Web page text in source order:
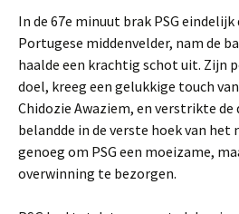
In de 67e minuut brak PSG eindelijk
Portugese middenvelder, nam de
haalde een krachtig schot uit. Zijn
doel, kreeg een gelukkige touch
Chidozie Awaziem, en verstrikte
belandde in de verste hoek van
genoeg om PSG een moeizame,
overwinning te bezorgen.